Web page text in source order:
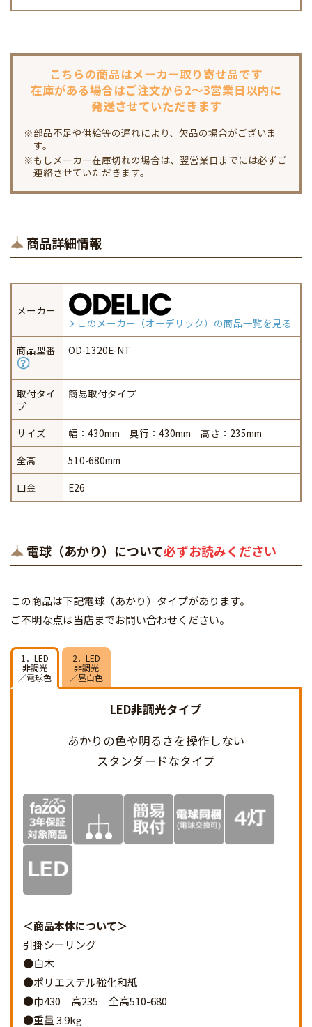
こちらの商品はメーカー取り寄せ品です
在庫がある場合はご注文から2～3営業日以内に
発送させていただきます
※部品不足や供給等の遅れにより、欠品の場合がございま
す。
※もしメーカー在庫切れの場合は、翌営業日までには必ずご
連絡させていただきます。
商品詳細情報
メーカー
このメーカー（オーデリック）の商品一覧を見る
商品型番
OD-1320E-NT
取付タイ
プ
簡易取付タイプ
サイズ
幅：430mm 奥行：430mm 高さ：235mm
全高
510-680mm
口金
E26
電球（あかり）について必ずお読みください
この商品は下記電球（あかり）タイプがあります。
ご不明な点は当店までお問い合わせください。
1．LED
非調光
／電球色
2．LED
非調光
／昼白色
LED非調光タイプ
あかりの色や明るさを操作しない
スタンダードなタイプ
商品本体について
引掛シーリング
●白木
●ポリエステル強化和紙
●巾430 高235 全高510-680
●重量 3.9kg